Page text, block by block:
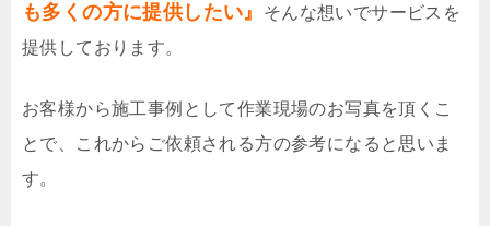
も多くの方に提供したい』
そんな想いでサービスを
提供しております。
お客様から施工事例として作業現場のお写真を頂くこ
とで、これからご依頼される方の参考になると思いま
す。